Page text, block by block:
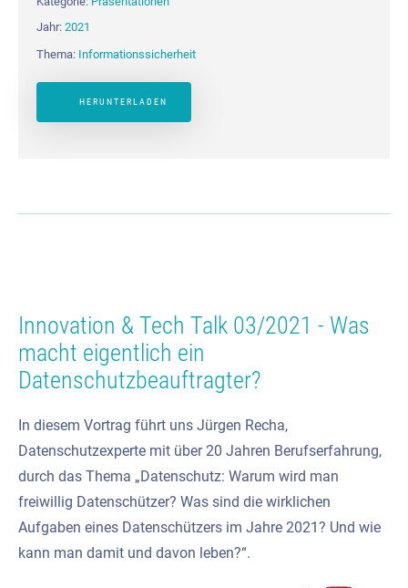
Jahr: 2021
Thema: Informationssicherheit
HERUNTERLADEN
Innovation & Tech Talk 03/2021 - Was
macht eigentlich ein
Datenschutzbeauftragter?
In diesem Vortrag führt uns Jürgen Recha,
Datenschutzexperte mit über 20 Jahren Berufserfahrung,
durch das Thema „Datenschutz: Warum wird man
freiwillig Datenschützer? Was sind die wirklichen
Aufgaben eines Datenschützers im Jahre 2021? Und wie
kann man damit und davon leben?“.